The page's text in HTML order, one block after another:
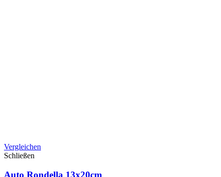
Vergleichen
Schließen
Auto Rondella 13x20cm